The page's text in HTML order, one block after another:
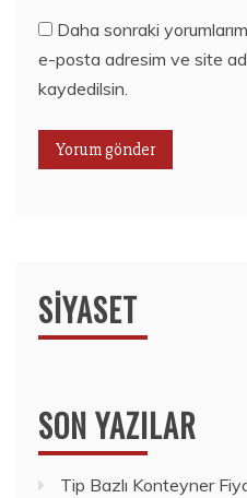
Daha sonraki
e-posta adresim ve site
kaydedilsin.
SIYASET
SON YAZILAR
Tip Bazlı Konteyner